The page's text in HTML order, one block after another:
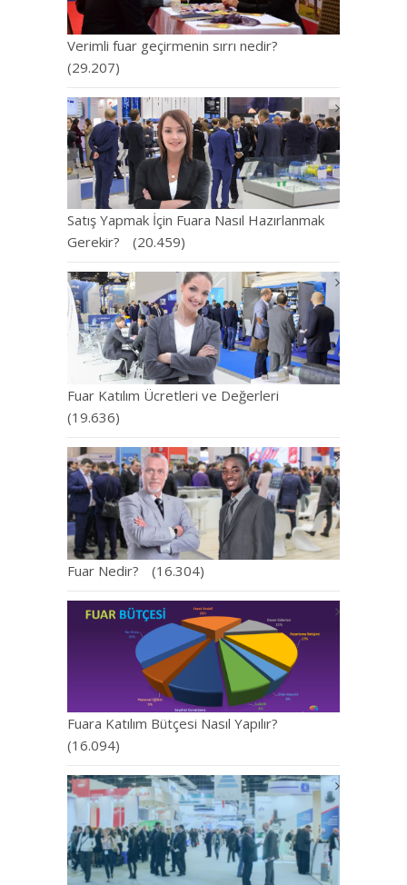
Verimli fuar geçirmenin sırrı nedir?
(29.207)
Satış Yapmak İçin Fuara Nasıl Hazırlanmak
Gerekir?
(20.459)
Fuar Katılım Ücretleri ve Değerleri
(19.636)
Fuar Nedir? (16.304)
Fuara Katılım Bütçesi Nasıl Yapılır?
(16.094)